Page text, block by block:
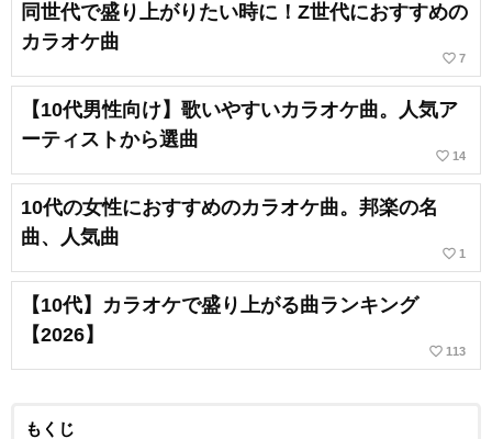
同世代で盛り上がりたい時に！Z世代におすすめの
カラオケ曲
favorite_border 7
【10代男性向け】歌いやすいカラオケ曲。人気ア
ーティストから選曲
favorite_border 14
10代の女性におすすめのカラオケ曲。邦楽の名
曲、人気曲
favorite_border 1
【10代】カラオケで盛り上がる曲ランキング
【2026】
favorite_border 113
もくじ